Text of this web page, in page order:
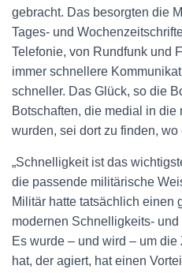
gebracht. Das besorgten die
Tages- und
Telefonie, von Rundfunk und
immer schnellere
schneller. Das Glück, so die
Botschaften, die medial in die
wurden, sei dort zu finden, wo
„Schnelligkeit ist das
die passende militärische
Militär hatte tatsächlich einen
modernen Schnelligkeits-
Es wurde – und wird – um
hat, der agiert, hat einen